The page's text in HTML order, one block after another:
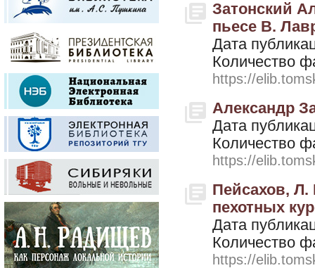
Затонский
пьесе В.
Дата
Количество
https://
Александр
Дата
Количество
https://
Пейсахов,
пехотных
Дата
Количество
https://